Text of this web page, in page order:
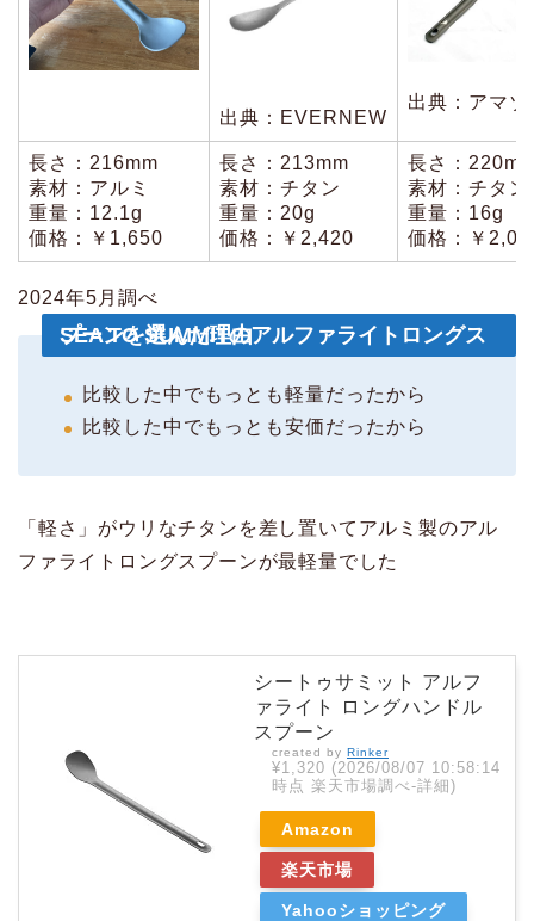
出典：EVERNEW
出典：アマゾ
長さ：216mm
素材：アルミ
重量：12.1g
価格：￥1,650
長さ：213mm
素材：チタン
重量：20g
価格：￥2,420
長さ：
素材：チタン
重量：16g
価格：￥
2024年5月調べ
SEA TO SUMMITのアルファライトロングスプーンを選んだ理由
比較した中でもっとも軽量だったから
比較した中でもっとも安価だったから
「軽さ」がウリなチタンを差し置いてアルミ製のアル
ファライトロングスプーンが最軽量でした
シートゥサミット アルフ
ァライト ロングハンドル
スプーン
created by Rinker
¥1,320 (2026/08/07 10:58:14
時点 楽天市場調べ-詳細)
Amazon
楽天市場
Yahooショッピング